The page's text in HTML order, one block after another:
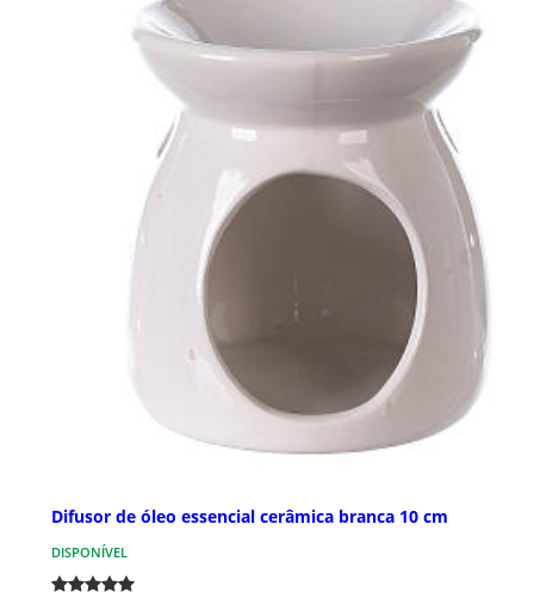
Difusor de óleo essencial cerâmica branca 10 cm
DISPONÍVEL